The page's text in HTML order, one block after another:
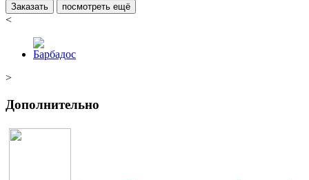
Заказать посмотреть ещё
<
>
Дополнительно